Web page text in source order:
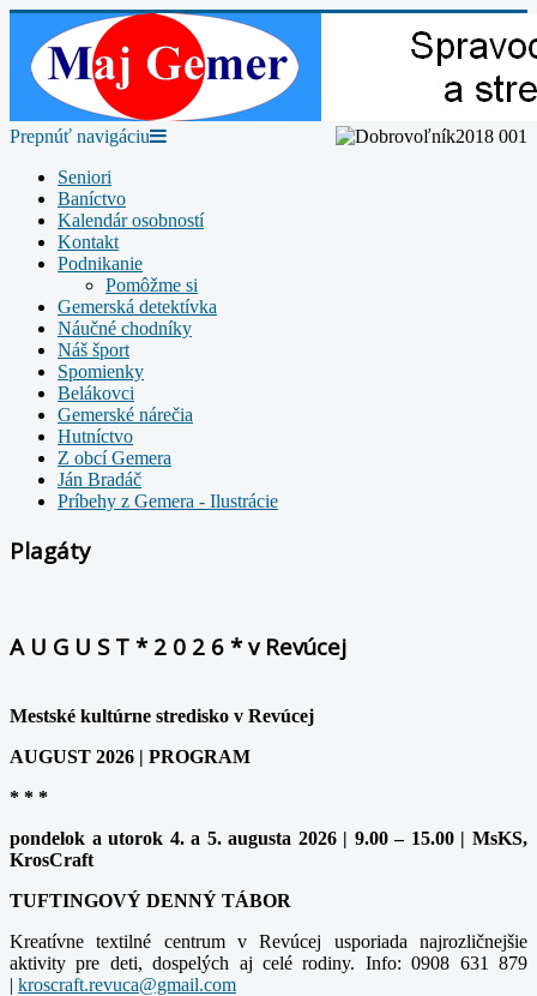
Prepnúť navigáciu
Seniori
Baníctvo
Kalendár osobností
Kontakt
Podnikanie
Pomôžme si
Gemerská detektívka
Náučné chodníky
Náš šport
Spomienky
Belákovci
Gemerské nárečia
Hutníctvo
Z obcí Gemera
Ján Bradáč
Príbehy z Gemera - Ilustrácie
Plagáty
A U G U S T * 2 0 2 6 * v Revúcej
Mestské kultúrne stredisko v Revúcej
AUGUST 2026 | PROGRAM
* * *
pondelok a utorok 4. a 5. augusta 2026 | 9.00 – 15.00 | MsKS,
KrosCraft
TUFTINGOVÝ DENNÝ TÁBOR
Kreatívne textilné centrum v Revúcej usporiada najrozličnejšie
aktivity pre deti, dospelých aj celé rodiny. Info: 0908 631 879
|